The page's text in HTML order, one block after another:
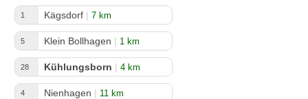
1 Kägsdorf | 7 km
5 Klein Bollhagen | 1 km
28 Kühlungsborn | 4 km
4 Nienhagen | 11 km